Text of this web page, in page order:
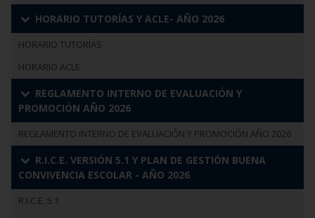
HORARIO TUTORÍAS Y ACLE- AÑO 2026
HORARIO TUTORÍAS
HORARIO ACLE
REGLAMENTO INTERNO DE EVALUACIÓN Y
PROMOCIÓN AÑO 2026
REGLAMENTO INTERNO DE EVALUACIÓN Y PROMOCIÓN AÑO 2026
R.I.C.E. VERSIÓN 5.1 Y PLAN DE GESTIÓN BUENA
CONVIVENCIA ESCOLAR - AÑO 2026
R.I.C.E. 5.1